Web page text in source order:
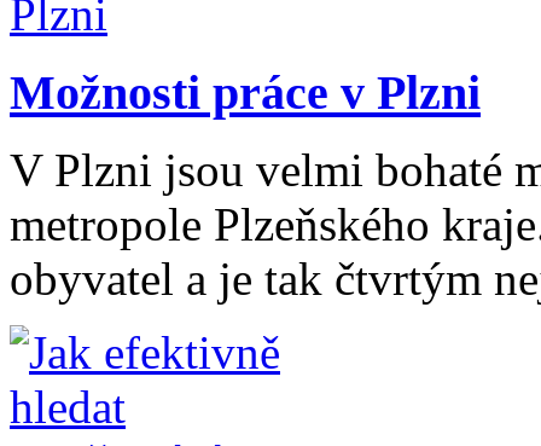
Možnosti práce v Plzni
V Plzni jsou velmi bohaté
metropole Plzeňského
obyvatel a je tak čtvrtým